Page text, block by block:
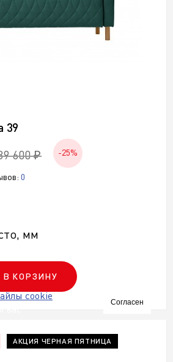
39
600 ₽ -25%
0
мм
КОРЗИНУ
АКЦИЯ ЧЕРНАЯ ПЯТНИЦА
cookieчтобы
Согласен